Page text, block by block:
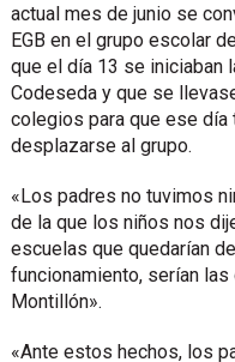
actual mes de junio se
EGB en el grupo escolar
que el día 13 se iniciaban
Codeseda y que se
colegios para que ese
desplazarse al grupo.
«Los padres no tuvimos
de la que los niños nos
escuelas que quedarían
funcionamiento, serían
Montillón».
«Ante estos hechos, los